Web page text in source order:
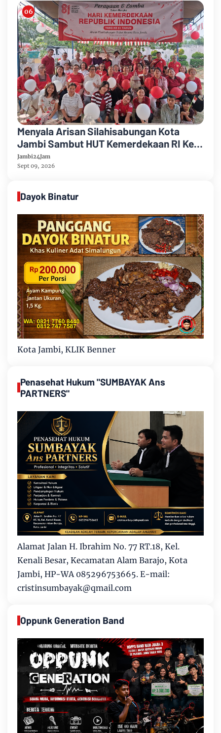
Menyala Arisan Silahisabungan Kota
Jambi Sambut HUT Kemerdekaan RI Ke
81 Gelar Berbagai Perlombaan
Jambi24Jam
Sept 09, 2026
Dayok Binatur
Kota Jambi, KLIK Benner
Penasehat Hukum "SUMBAYAK Ans
PARTNERS"
Alamat Jalan H. Ibrahim No. 77 RT.18, Kel.
Kenali Besar, Kecamatan Alam Barajo, Kota
Jambi, HP-WA 085296753665. E-mail:
cristinsumbayak@qmail.com
Oppunk Generation Band